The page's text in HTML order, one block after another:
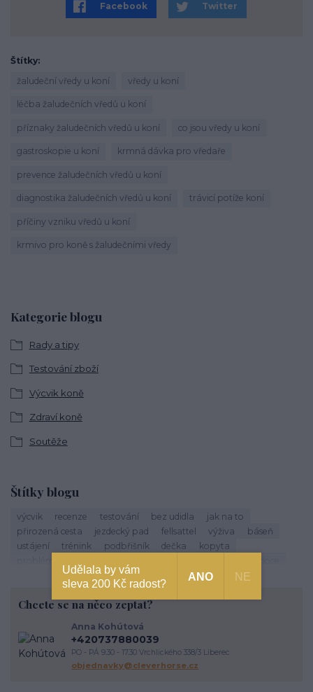
Kategorie blogu
Rady a tipy
Testování zboží
Výcvik koně
Zdraví koně
Soutěže
Štítky blogu
výcvik recenze testování bez udidla
jak na to
přirozená cesta
jezdecký pad fellsattel výživa
báseň
ustájení
trénink podbřišník dečka
kopyta
život s koňmi
zdraví koně cirkusové kousky
krmení
zkušenosti trávení
závody
podpora útulkům správný výběr
výživa koně
krmení koní veterinární péče o koně
kokosový olej
srst péče o vybavení proč
komunikace
vodění
Chcete se na něco zeptat?
Anna Kohútová
+420737880039
PO - PÁ 9.30 - 17.30 Vrchlického 338/3 Liberec
objednavky@cleverhorse.cz
Facebook Twitter
Štítky
žaludeční vředy u koní
vředy u koní
léčba žaludečních vředů u koní
příznaky žaludečních vředů u koní co jsou vředy u koní
gastroskopie u koní krmná dávka pro vředaře
prevence žaludečních vředů u koní
diagnostika žaludečních vředů u koní trávicí potíže koní
příčiny vzniku vředů u koní
krmivo pro koně s žaludečními vředy
Udělala by vám
sleva 200 Kč radost?
ANO NE